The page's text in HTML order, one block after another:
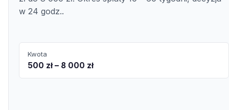
w 24 godz..
Kwota
500 zł – 8 000 zł